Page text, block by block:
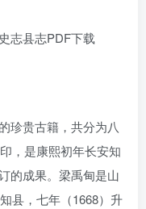
志县志PDF下载
珍贵古籍，共分为八
，是康熙初年长安知
的成果。梁禹甸是山
县，七年（1668）升